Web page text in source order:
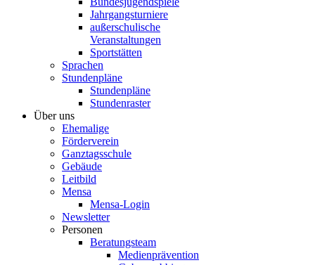
Jahrgangsturniere
außerschulische
Veranstaltungen
Sportstätten
Sprachen
Stundenpläne
Stundenpläne
Stundenraster
Über uns
Ehemalige
Förderverein
Ganztagsschule
Gebäude
Leitbild
Mensa
Mensa-Login
Newsletter
Personen
Beratungsteam
Medienprävention